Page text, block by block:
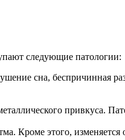
следующие патологии:
сна, беспричинная
привкуса.
Кроме этого, изменяется